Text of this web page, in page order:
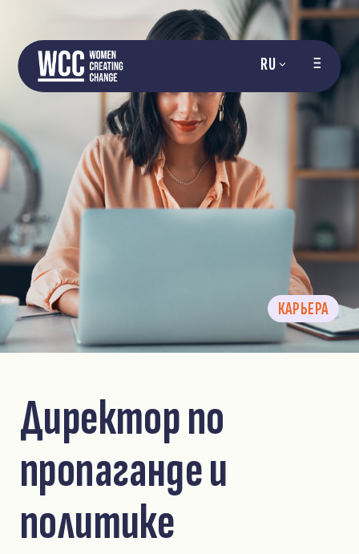
RU
КАРЬЕРА
Директор по
пропаганде и
политике